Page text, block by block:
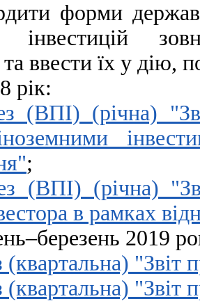
форми
інвестицій
ввести їх у дію,
рік:
(ВПІ) (річна)
;
(ВПІ) (річна)
в рамках
2019
"Звіт
"Звіт